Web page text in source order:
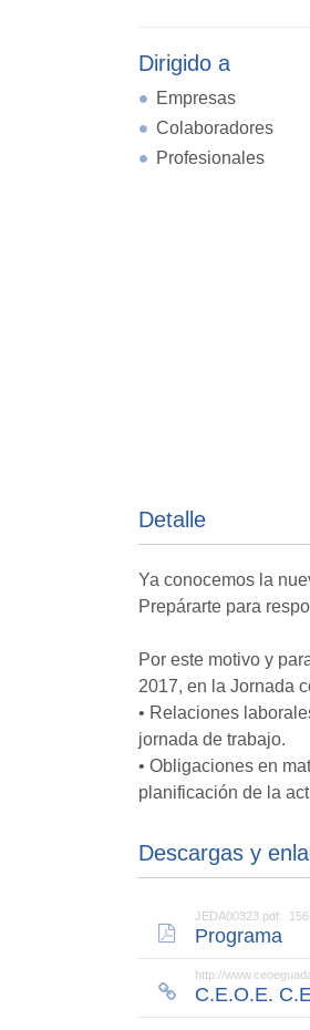
Dirigido a
Empresas
Colaboradores
Profesionales
Detalle
Ya conocemos la
Prepárarte para
Por este motivo y
2017, en la Jornada
• Relaciones
jornada de trabajo.
• Obligaciones en
planificación de la
Descargas y
JEDA00323.pdf:
Programa
http://
C.E.O.E.